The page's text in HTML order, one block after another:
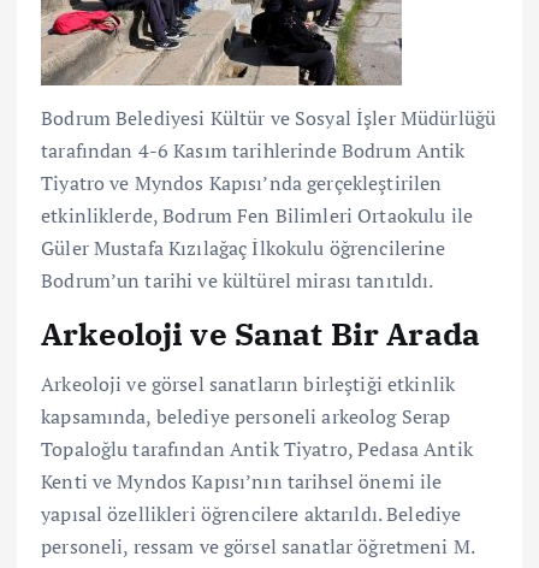
Bodrum Belediyesi Kültür ve Sosyal İşler Müdürlüğü
tarafından 4-6 Kasım tarihlerinde Bodrum Antik
Tiyatro ve Myndos Kapısı’nda gerçekleştirilen
etkinliklerde, Bodrum Fen Bilimleri Ortaokulu ile
Güler Mustafa Kızılağaç İlkokulu öğrencilerine
Bodrum’un tarihi ve kültürel mirası tanıtıldı.
Arkeoloji ve Sanat Bir Arada
Arkeoloji ve görsel sanatların birleştiği etkinlik
kapsamında, belediye personeli arkeolog Serap
Topaloğlu tarafından Antik Tiyatro, Pedasa Antik
Kenti ve Myndos Kapısı’nın tarihsel önemi ile
yapısal özellikleri öğrencilere aktarıldı. Belediye
personeli, ressam ve görsel sanatlar öğretmeni M.